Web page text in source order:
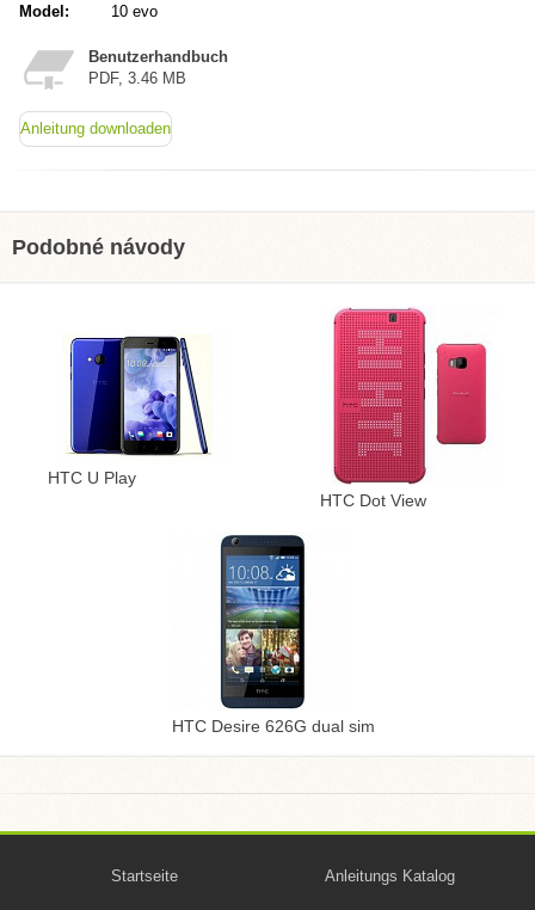
Model:
10 evo‎
Benutzerhandbuch
PDF, 3.46 MB
Anleitung downloaden
Podobné návody
HTC U Play
HTC Dot View
HTC Desire 626G dual sim
Startseite Anleitungs Katalog